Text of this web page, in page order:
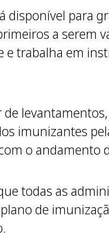
disponível para
a serem
trabalha em
imunizantes
o andamento
todas as
de